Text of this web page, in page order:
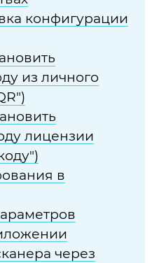
конфигурации
из личного
лицензии
в
через